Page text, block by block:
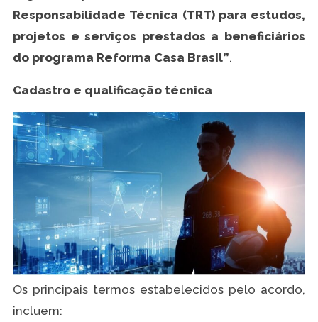
Responsabilidade Técnica (TRT) para estudos,
projetos e serviços prestados a beneficiários
do programa Reforma Casa Brasil”.
Cadastro e qualificação técnica
Os principais termos estabelecidos pelo acordo,
incluem: